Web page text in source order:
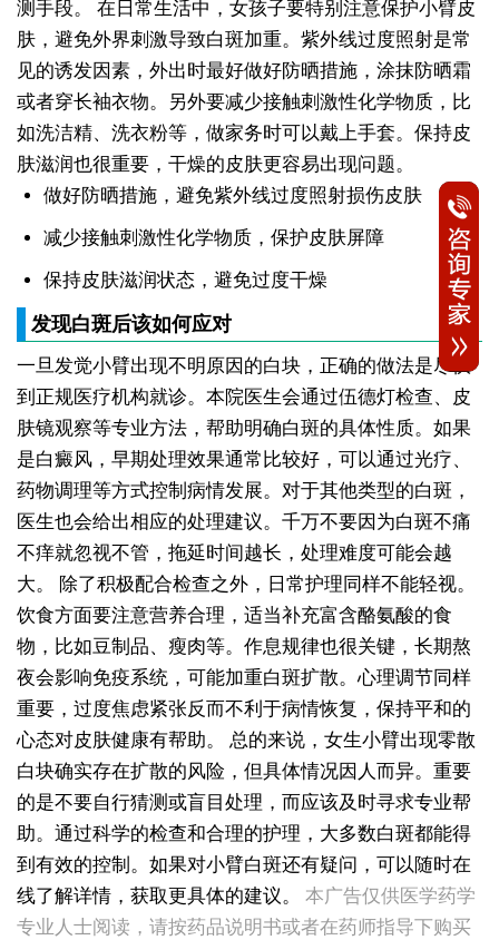
测手段。
在日常生活中，女孩子要特别注意保护小臂皮
肤，避免外界刺激导致白斑加重。紫外线过度照射是常
见的诱发因素，外出时最好做好防晒措施，涂抹防晒霜
或者穿长袖衣物。另外要减少接触刺激性化学物质，比
如洗洁精、洗衣粉等，做家务时可以戴上手套。保持皮
肤滋润也很重要，干燥的皮肤更容易出现问题。
做好防晒措施，避免紫外线过度照射损伤皮肤
减少接触刺激性化学物质，保护皮肤屏障
保持皮肤滋润状态，避免过度干燥
发现白斑后该如何应对
一旦发觉小臂出现不明原因的白块，正确的做法是尽快
到正规医疗机构就诊。本院医生会通过伍德灯检查、皮
肤镜观察等专业方法，帮助明确白斑的具体性质。如果
是白癜风，早期处理效果通常比较好，可以通过光疗、
药物调理等方式控制病情发展。对于其他类型的白斑，
医生也会给出相应的处理建议。千万不要因为白斑不痛
不痒就忽视不管，拖延时间越长，处理难度可能会越
大。
除了积极配合检查之外，日常护理同样不能轻视。
饮食方面要注意营养合理，适当补充富含酪氨酸的食
物，比如豆制品、瘦肉等。作息规律也很关键，长期熬
夜会影响免疫系统，可能加重白斑扩散。心理调节同样
重要，过度焦虑紧张反而不利于病情恢复，保持平和的
心态对皮肤健康有帮助。
总的来说，女生小臂出现零散
白块确实存在扩散的风险，但具体情况因人而异。重要
的是不要自行猜测或盲目处理，而应该及时寻求专业帮
助。通过科学的检查和合理的护理，大多数白斑都能得
到有效的控制。如果对小臂白斑还有疑问，可以随时在
线了解详情，获取更具体的建议。
本广告仅供医学药学
专业人士阅读，请按药品说明书或者在药师指导下购买
女性后背腰窝长小白点凹陷处色素变淡，是白癜风早期症状吗
女生脚踝骨节凸起处长白斑 脱色原因与应对方法
女性小腿冒出小白点，浅色斑点是白癜风吗